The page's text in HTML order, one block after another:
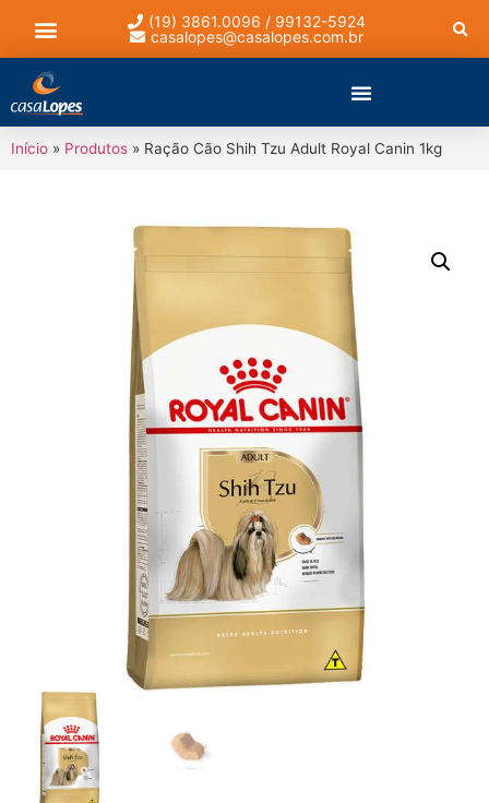
(19) 3861.0096 / 99132-5924
casalopes@casalopes.com.br
Início » Produtos » Ração Cão Shih Tzu Adult Royal Canin 1kg